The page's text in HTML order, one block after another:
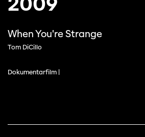
When You're Strange
Tom DiCillo
Dokumentarfilm |